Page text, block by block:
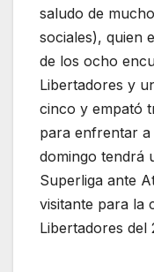
saludo de
sociales), quien
de los ocho
Libertadores y
cinco y empató
para enfrentar a
domingo tendrá
Superliga ante
visitante para la
Libertadores del